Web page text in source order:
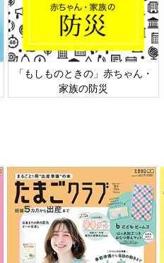
「もしものときの」赤ちゃん・
家族の防災